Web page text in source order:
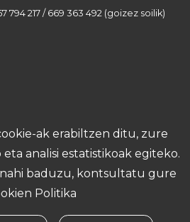
794 217 / 669 363 492 (goizez soilik)
ak erabiltzen ditu, zure
analisi estatistikoak egiteko.
nahi baduzu, kontsultatu gure
Politika